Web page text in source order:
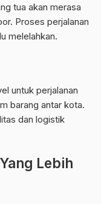
tua akan merasa
Proses perjalanan
melelahkan.
untuk perjalanan
barang antar kota.
dan logistik
Lebih